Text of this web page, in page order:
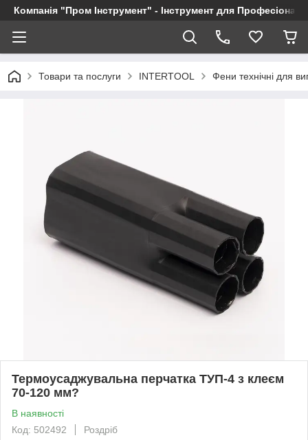
Компанія "Пром Інструмент" - Інструмент для
Товари та послуги INTERTOOL Фени технічні для
Термоусаджувальна перчатка ТУП-4 з клеєм
70-120 мм?
В наявності
Код: 502492
Роздріб